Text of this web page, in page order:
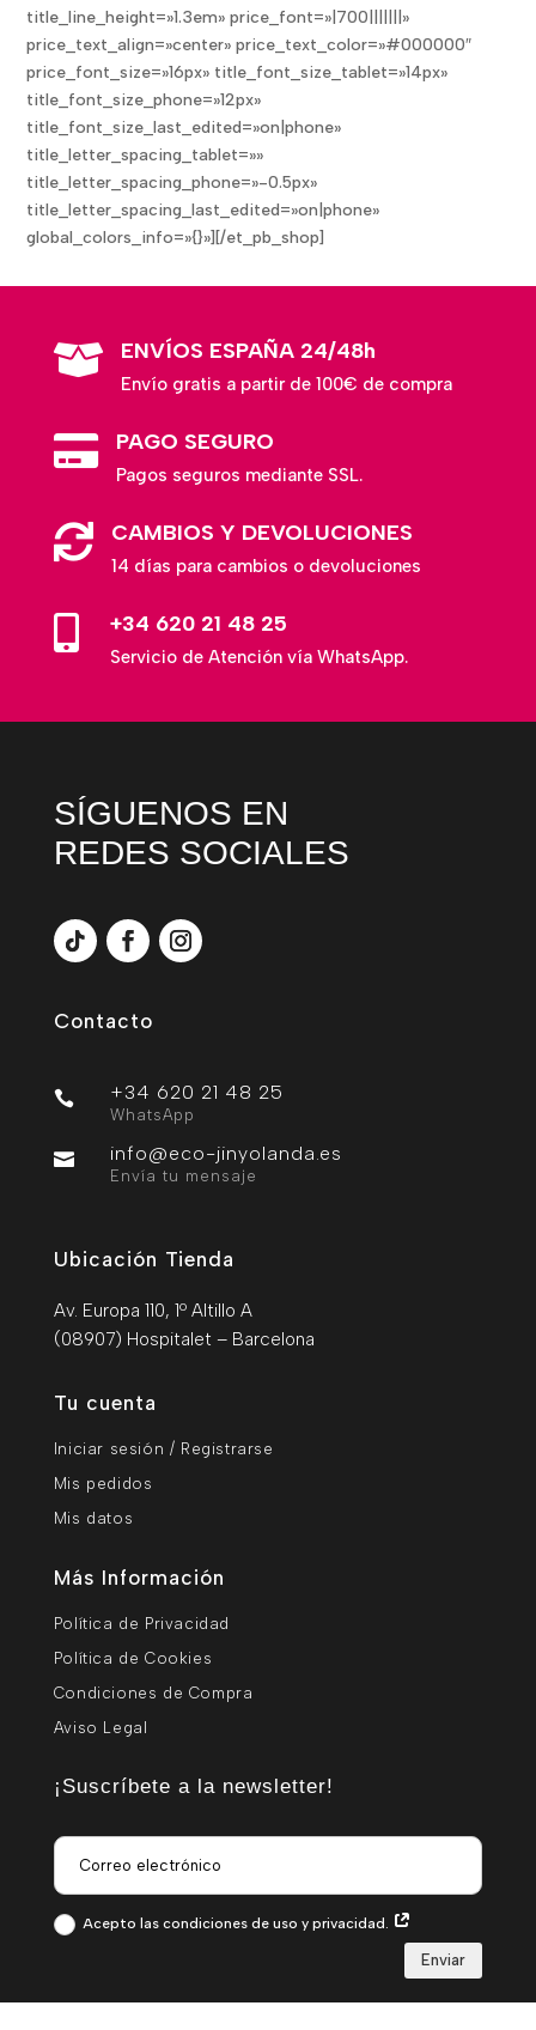
title_line_height=»1.3em» price_font=»|700|||||||»
price_text_align=»center» price_text_color=»#000000″
price_font_size=»16px» title_font_size_tablet=»14px»
title_font_size_phone=»12px»
title_font_size_last_edited=»on|phone»
title_letter_spacing_tablet=»»
title_letter_spacing_phone=»-0.5px»
title_letter_spacing_last_edited=»on|phone»
global_colors_info=»{}»][/et_pb_shop]
 ENVÍOS ESPAÑA 24/48h
Envío gratis a partir de 100€ de compra
 PAGO SEGURO
Pagos seguros mediante SSL.
 CAMBIOS Y DEVOLUCIONES
14 días para cambios o devoluciones
 +34 620 21 48 25
Servicio de Atención vía WhatsApp.
SÍGUENOS EN
REDES SOCIALES
Contacto
 +34 620 21 48 25
WhatsApp
 info@eco-jinyolanda.es
Envía tu mensaje
Ubicación Tienda
Av. Europa 110, 1º Altillo A
(08907) Hospitalet – Barcelona
Tu cuenta
Iniciar sesión / Registrarse
Mis pedidos
Mis datos
Más Información
Política de Privacidad
Política de Cookies
Condiciones de Compra
Aviso Legal
¡Suscríbete a la newsletter!
Acepto las condiciones de uso y privacidad.
Enviar